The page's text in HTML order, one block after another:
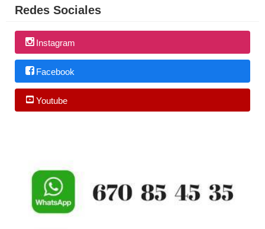
Redes Sociales
Instagram
Facebook
Youtube